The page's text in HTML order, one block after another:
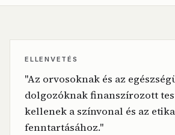
ELLENVETÉS
"Az orvosoknak és az
dolgozóknak finanszírozott
kellenek a színvonal és az etika
fenntartásához."